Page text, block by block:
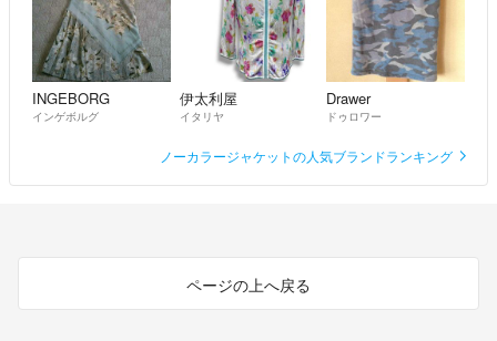
INGEBORG
インゲボルグ
伊太利屋
イタリヤ
Drawer
ドゥロワー
ノーカラージャケットの人気ブランドランキング
ページの上へ戻る